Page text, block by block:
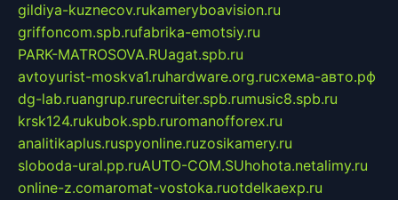
gildiya-kuznecov.rukameryboavision.ru
griffoncom.spb.rufabrika-emotsiy.ru
PARK-MATROSOVA.RUagat.spb.ru
avtoyurist-moskva1.ruhardware.org.ruсхема-авто.рф
dg-lab.ruangrup.rurecruiter.spb.rumusic8.spb.ru
krsk124.rukubok.spb.ruromanofforex.ru
analitikaplus.ruspyonline.ruzosikamery.ru
sloboda-ural.pp.ruAUTO-COM.SUhohota.netalimy.ru
online-z.comaromat-vostoka.ruotdelkaexp.ru